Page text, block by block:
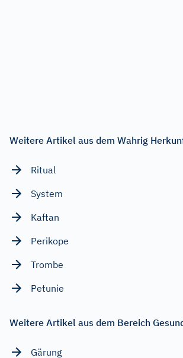
Weitere Artikel aus dem Wahrig
Ritual
System
Kaftan
Perikope
Trombe
Petunie
Weitere Artikel aus dem Bereich
Gärung